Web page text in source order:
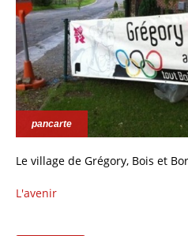
pancarte
Le village de Grégory, Bois et
L'avenir